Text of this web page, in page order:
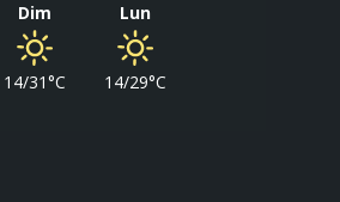
Dim
14/31°C
Lun
14/29°C